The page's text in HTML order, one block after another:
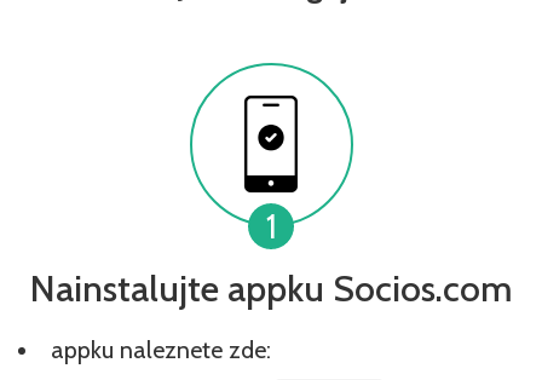
1
Nainstalujte appku Socios.com
appku naleznete zde: